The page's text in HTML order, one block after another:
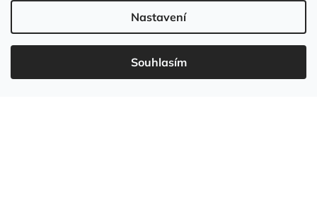
Nastavení
Souhlasím